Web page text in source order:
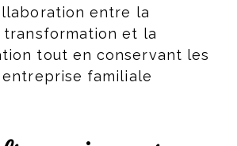
entre la
et la
tout en conservant les
entreprise familiale